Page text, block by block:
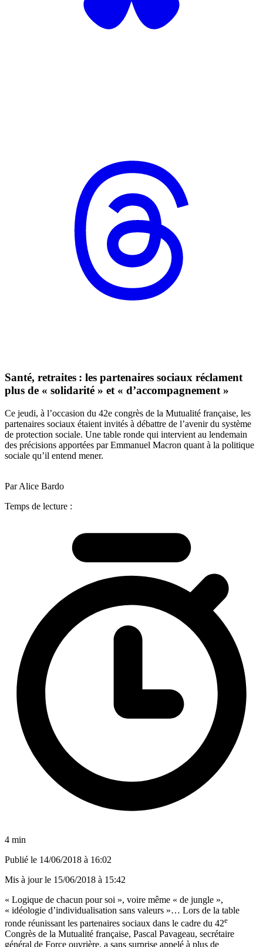
Santé, retraites : les partenaires sociaux réclament
plus de « solidarité » et « d’accompagnement »
Ce jeudi, à l’occasion du 42e congrès de la Mutualité française, les
partenaires sociaux étaient invités à débattre de l’avenir du système
de protection sociale. Une table ronde qui intervient au lendemain
des précisions apportées par Emmanuel Macron quant à la politique
sociale qu’il entend mener.
Par Alice Bardo
Temps de lecture :
4 min
Publié le 14/06/2018 à 16:02
Mis à jour le 15/06/2018 à 15:42
« Logique de chacun pour soi », voire même « de jungle »,
« idéologie d’individualisation sans valeurs »… Lors de la table
ronde réunissant les partenaires sociaux dans le cadre du 42e
Congrès de la Mutualité française, Pascal Pavageau, secrétaire
général de Force ouvrière, a sans surprise appelé à plus de